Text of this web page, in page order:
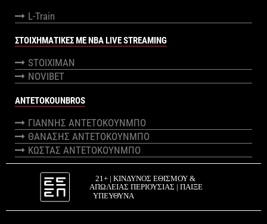
L-Train
ΣΤΟΙΧΗΜΑΤΙΚΕΣ ΜΕ NBA LIVE STREAMING
STOIXIMAN
NOVIBET
ANTETOKOUNBROS
ΓΙΑΝΝΗΣ ΑΝΤΕΤΟΚΟΥΝΜΠΟ
ΘΑΝΑΣΗΣ ΑΝΤΕΤΟΚΟΥΝΜΠΟ
ΚΩΣΤΑΣ ΑΝΤΕΤΟΚΟΥΝΜΠΟ